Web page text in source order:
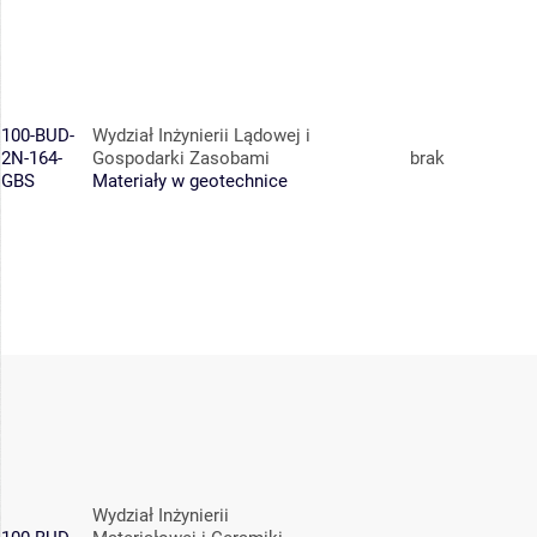
100-BUD-
2N-164-
GBS
Wydział Inżynierii Lądowej i
Gospodarki Zasobami
Materiały w geotechnice
brak
Wydział Inżynierii